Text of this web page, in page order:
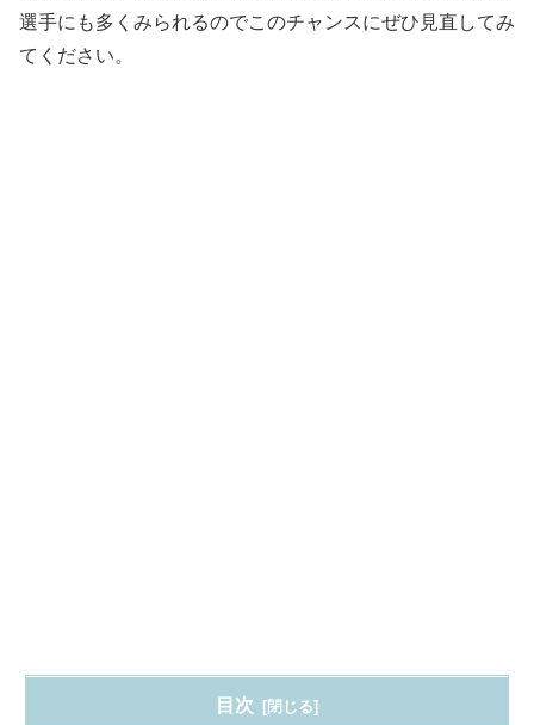
選手にも多くみられるのでこのチャンスにぜひ見直してみ
てください。
目次